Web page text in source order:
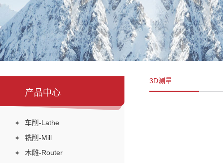
产品中心
车削-Lathe
铣削-Mill
木雕-Router
3D测量